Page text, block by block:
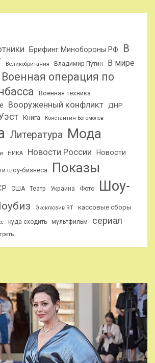
Брифинг Минобороны РФ
В
Великобритания Владимир Путин В мире
Военная операция по
Военная техника
Вооруженный конфликт ДНР
Книга Константин Богомолов
Литература Мода
НИКА Новости России Новости
шоу-бизнеса Показы
США Театр Украина Фото
Шоу-
Эксклюзив RT кассовые сборы
куда сходить мультфильм
сериал